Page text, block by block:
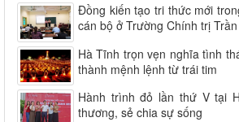
Đồng kiến tạo tri thức mới
cán bộ ở Trường Chính trị
Hà Tĩnh trọn vẹn nghĩa tình
thành mệnh lệnh từ trái tim
Hành trình đỏ lần thứ V tại
thương, sẻ chia sự sống